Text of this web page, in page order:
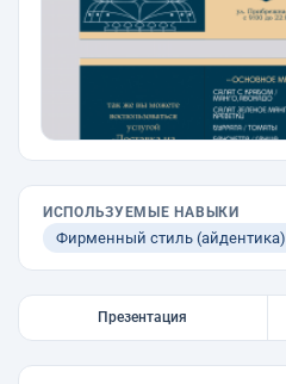
ИСПОЛЬЗУЕМЫЕ НАВЫКИ
Фирменный стиль (айдентика)
Презентация